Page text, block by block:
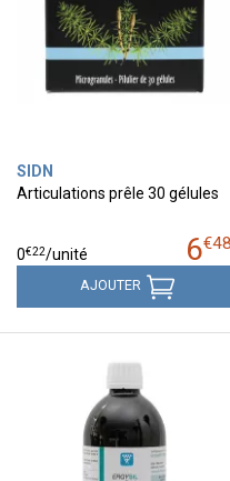
SIDN
Articulations prêle 30 gélules
6€48
0€22/unité
AJOUTER